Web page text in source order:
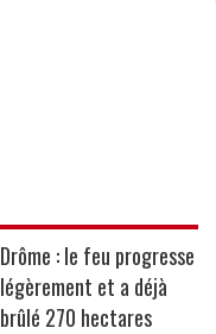
Drôme : le feu progresse
légèrement et a déjà
brûlé 270 hectares